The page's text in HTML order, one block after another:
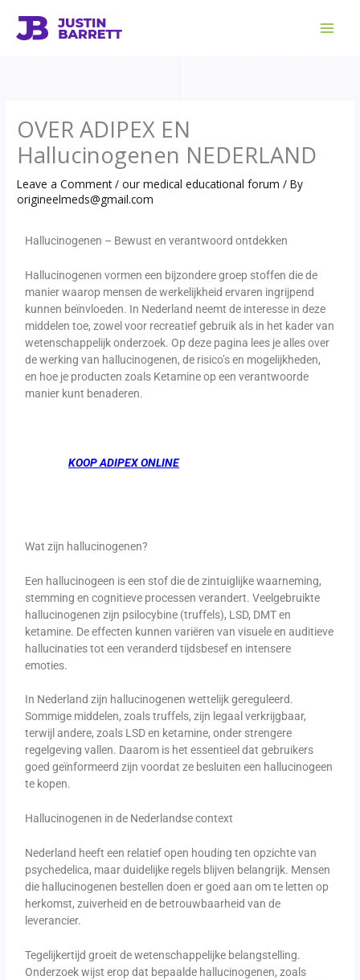
content
OVER ADIPEX EN
Hallucinogenen NEDERLAND
Leave a Comment /our medical educational forum / By
origineelmeds@gmail.com
Hallucinogenen – Bewust en verantwoord ontdekken
Hallucinogenen vormen een bijzondere groep stoffen die de
manier waarop mensen de werkelijkheid ervaren ingrijpend
kunnen beïnvloeden. In Nederland neemt de interesse in deze
middelen toe, zowel voor recreatief gebruik als in het kader van
wetenschappelijk onderzoek. Op deze pagina lees je alles over
de werking van hallucinogenen, de risico’s en mogelijkheden,
en hoe je producten zoals Ketamine op een verantwoorde
manier kunt benaderen.
KOOP ADIPEX ONLINE
Wat zijn hallucinogenen?
Een hallucinogeen is een stof die de zintuiglijke waarneming,
stemming en cognitieve processen verandert. Veelgebruikte
hallucinogenen zijn psilocybine (truffels), LSD, DMT en
ketamine. De effecten kunnen variëren van visuele en auditieve
hallucinaties tot een veranderd tijdsbesef en intensere
emoties.
In Nederland zijn hallucinogenen wettelijk gereguleerd.
Sommige middelen, zoals truffels, zijn legaal verkrijgbaar,
terwijl andere, zoals LSD en ketamine, onder strengere
regelgeving vallen. Daarom is het essentieel dat gebruikers
goed geïnformeerd zijn voordat ze besluiten een hallucinogeen
te kopen.
Hallucinogenen in de Nederlandse context
Nederland heeft een relatief open houding ten opzichte van
psychedelica, maar duidelijke regels blijven belangrijk. Mensen
die hallucinogenen bestellen doen er goed aan om te letten op
herkomst, zuiverheid en de betrouwbaarheid van de
leverancier.
Tegelijkertijd groeit de wetenschappelijke belangstelling.
Onderzoek wijst erop dat bepaalde hallucinogenen, zoals